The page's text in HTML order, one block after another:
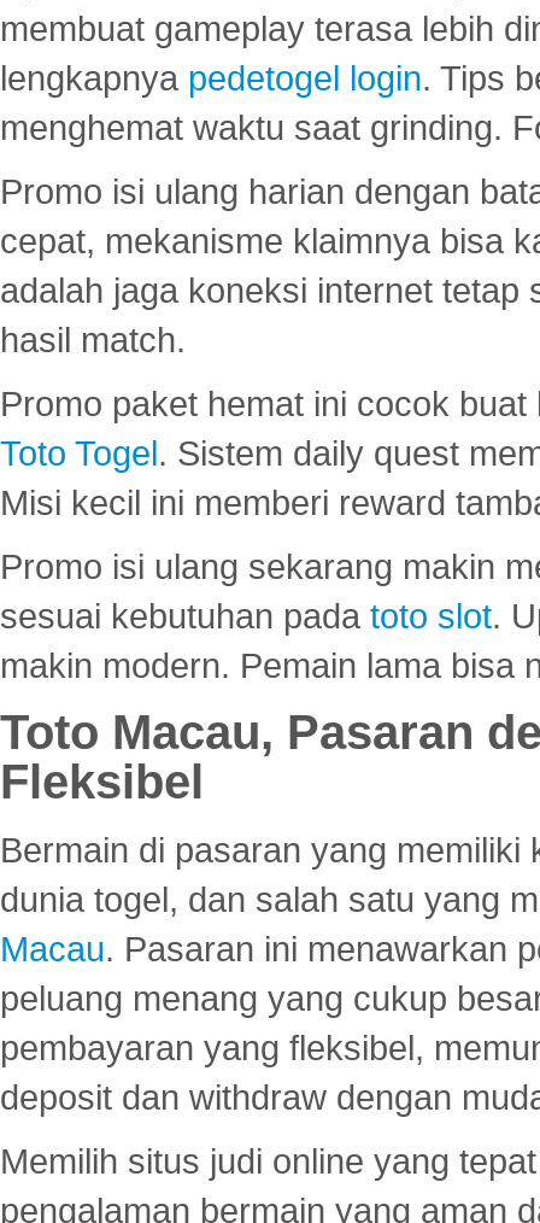
membuat gameplay terasa lebih
lengkapnya pedetogel login. Tips
menghemat waktu saat grinding.
Promo isi ulang harian dengan
cepat, mekanisme klaimnya bisa
adalah jaga koneksi internet tetap
hasil match.
Promo paket hemat ini cocok
Toto Togel. Sistem daily quest
Misi kecil ini memberi reward
Promo isi ulang sekarang makin
sesuai kebutuhan pada toto slot.
makin modern. Pemain lama bisa
Toto Macau, Pasaran
Fleksibel
Bermain di pasaran yang
dunia togel, dan salah satu yang
Macau. Pasaran ini menawarkan
peluang menang yang cukup
pembayaran yang fleksibel,
deposit dan withdraw dengan
Memilih situs judi online yang
pengalaman bermain yang aman